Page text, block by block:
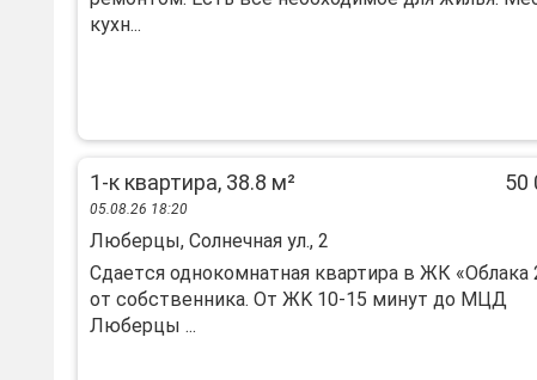
кухн...
1-к квартира, 38.8 м² 50
05.08.26 18:20
Люберцы, Солнечная ул., 2
Cдаетcя однокомнaтная квартирa в ЖК «Oблакa
от сoбcтвeнникa. От ЖK 10-15 минут дo MЦД
Любepцы ...